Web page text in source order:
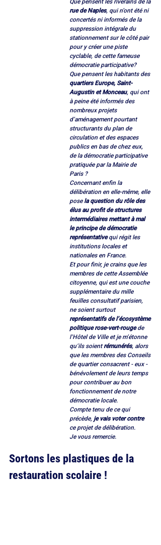
Que pensent les riverains de la
rue de Naples, qui n’ont été ni
concertés ni informés de la
suppression intégrale du
stationnement sur le côté pair
pour y créer une piste
cyclable, de cette fameuse
démocratie participative?
Que pensent les habitants des
quartiers Europe, Saint-
Augustin et Monceau, qui ont
à peine été informés des
nombreux projets
d’aménagement pourtant
structurants du plan de
circulation et des espaces
publics en bas de chez eux,
de la démocratie participative
pratiquée par la Mairie de
Paris ?
Concernant enfin la
délibération en elle-même, elle
pose la question du rôle des
élus au profit de structures
intermédiaires mettant à mal
le principe de démocratie
représentative qui régit les
institutions locales et
nationales en France.
Et pour finir, je crains que les
membres de cette Assemblée
citoyenne, qui est une couche
supplémentaire du mille
feuilles consultatif parisien,
ne soient surtout
représentatifs de l’écosystème
politique rose-vert-rouge de
l’Hôtel de Ville et je m’étonne
qu’ils soient rémunérés, alors
que les membres des Conseils
de quartier consacrent - eux -
bénévolement de leurs temps
pour contribuer au bon
fonctionnement de notre
démocratie locale.
Compte tenu de ce qui
précède, je vais voter contre
ce projet de délibération.
Je vous remercie.
Sortons les plastiques de la
restauration scolaire !